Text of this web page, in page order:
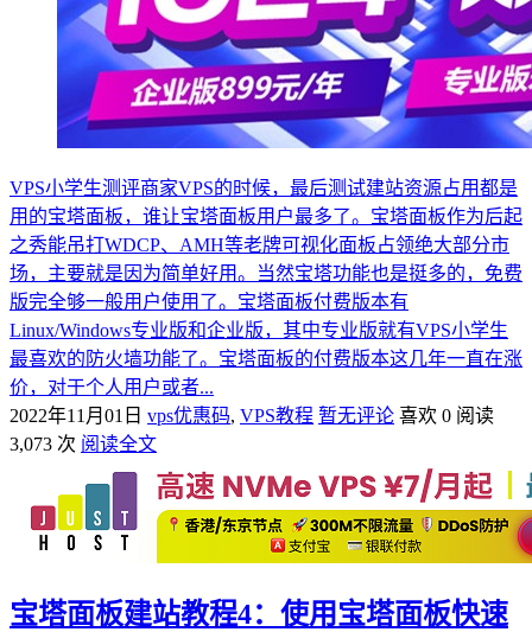
VPS小学生测评商家VPS的时候，最后测试建站资源占用都是
用的宝塔面板，谁让宝塔面板用户最多了。宝塔面板作为后起
之秀能吊打WDCP、AMH等老牌可视化面板占领绝大部分市
场，主要就是因为简单好用。当然宝塔功能也是挺多的，免费
版完全够一般用户使用了。宝塔面板付费版本有
Linux/Windows专业版和企业版，其中专业版就有VPS小学生
最喜欢的防火墙功能了。宝塔面板的付费版本这几年一直在涨
价，对于个人用户或者...
2022年11月01日 vps优惠码, VPS教程 暂无评论 喜欢 0 阅读
3,073 次 阅读全文
宝塔面板建站教程4：使用宝塔面板快速